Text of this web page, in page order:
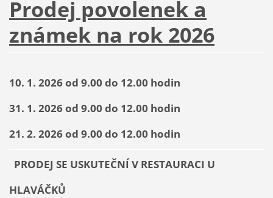
Prodej povolenek a
známek na rok 2026
10. 1. 2026 od 9.00 do 12.00 hodin
31. 1. 2026 od 9.00 do 12.00 hodin
21. 2. 2026 od 9.00 do 12.00 hodin
PRODEJ SE USKUTEČNÍ V RESTAURACI U
HLAVÁČKŮ